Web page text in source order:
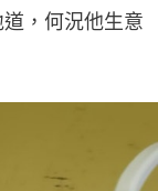
，何況他生意